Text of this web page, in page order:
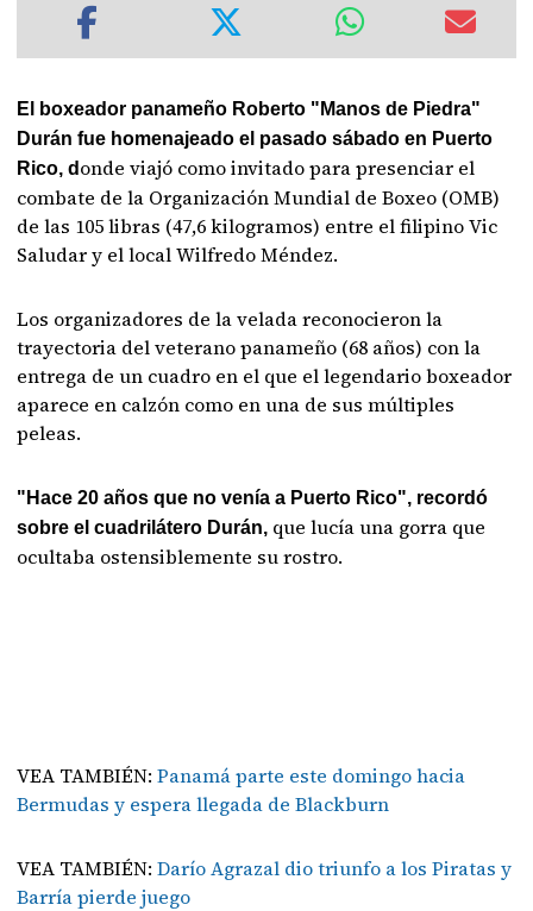
El boxeador panameño Roberto "Manos de Piedra"
Durán fue homenajeado el pasado sábado en Puerto
Rico, d onde viajó como invitado para presenciar el
combate de la Organización Mundial de Boxeo (OMB)
de las 105 libras (47,6 kilogramos) entre el filipino Vic
Saludar y el local Wilfredo Méndez.
Los organizadores de la velada reconocieron la
trayectoria del veterano panameño (68 años) con la
entrega de un cuadro en el que el legendario boxeador
aparece en calzón como en una de sus múltiples
peleas.
"Hace 20 años que no venía a Puerto Rico", recordó
sobre el cuadrilátero Durán, que lucía una gorra que
ocultaba ostensiblemente su rostro.
VEA TAMBIÉN:Panamá parte este domingo hacia
Bermudas y espera llegada de Blackburn
VEA TAMBIÉN:Darío Agrazal dio triunfo a los Piratas y
Barría pierde juego